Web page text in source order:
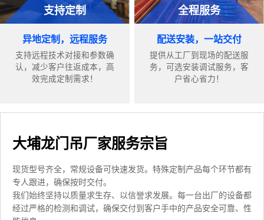
支持定制
异地定制，远程服务
支持远程技术对接和参数确
认，减少客户往返成本，高
效完成定制需求！
全程服务
配送安装，一站交付
提供从工厂到现场的配送服
务，可选安装调试服务，客
户省心省力！
大埔龙门吊厂家服务宗旨
现货型号齐全，常规设备可快速发货。特殊定制产品每个环节都有
专人跟进，确保按时交付。
我们始终坚持以质量求生存、以信誉求发展。每一台出厂的设备都
经过严格的检测和调试，确保交付到客户手中的产品安全可靠、性